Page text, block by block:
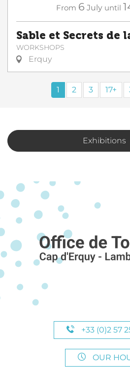
From 6 July until
Sable et Secrets de
WORKSHOPS
Erquy
1 2 3 17+
Exhibitions
+33 (0)2 57
OUR